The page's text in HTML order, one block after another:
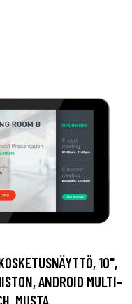
10",
ANDROID MULTI-
MUSTA